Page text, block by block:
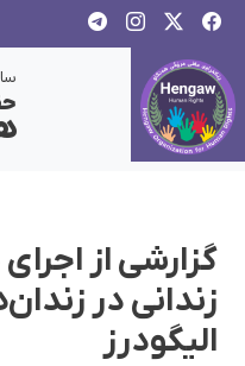
گزارشی از
زندانی در
الیگودرز